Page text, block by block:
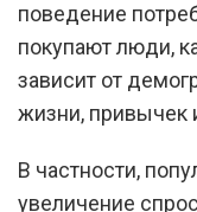
поведение
покупают люди,
зависит от
жизни, привычек
В частности,
увеличение